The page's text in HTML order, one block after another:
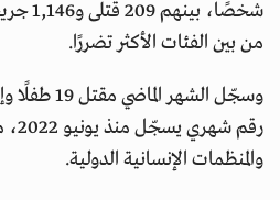
شخصًا،
من بين الفئات الأكثر تضررًا.
رقم
والمنظمات الإنسانية الدولية.